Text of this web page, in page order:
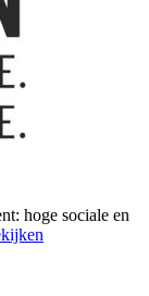
hoge sociale en